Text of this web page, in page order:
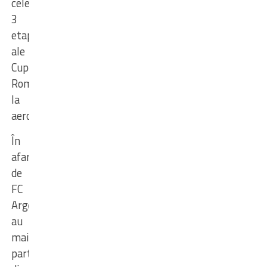
3
etape
ale
Cupei
României
la
aeromodelism
În
afară
de
FC
Argeș
au
mai
participat